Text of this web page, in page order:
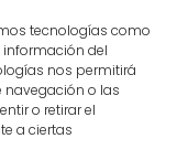
tecnologías como
del
nos permitirá
o las
o retirar el
a ciertas